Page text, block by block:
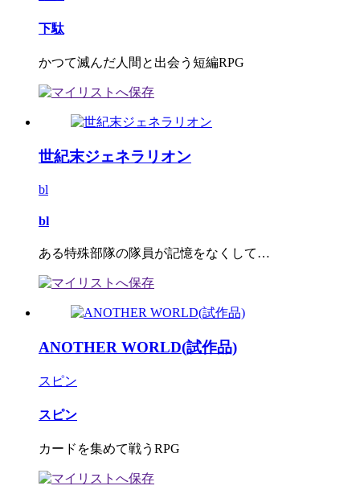
下駄
かつて滅んだ人間と出会う短編RPG
世紀末ジェネラリオン
bl
bl
ある特殊部隊の隊員が記憶をなくして…
ANOTHER WORLD(試作品)
スピン
スピン
カードを集めて戦うRPG